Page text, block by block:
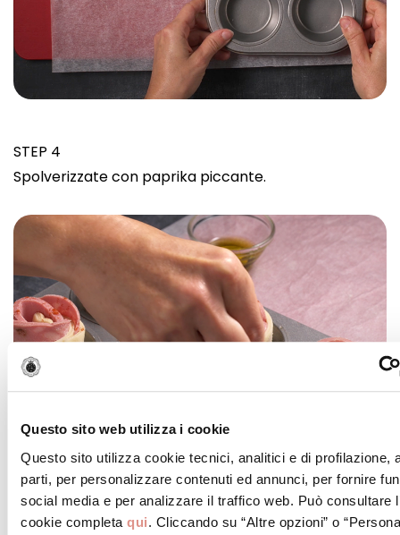
Questo sito web utilizza i cookie
Questo sito utilizza cookie tecnici, analitici e di profilazione,
parti, per personalizzare contenuti ed annunci, per fornire
social media e per analizzare il traffico web. Può consultare
cookie completa qui. Cliccando su “Altre opzioni” o
STEP 4
Spolverizzate con paprika piccante.